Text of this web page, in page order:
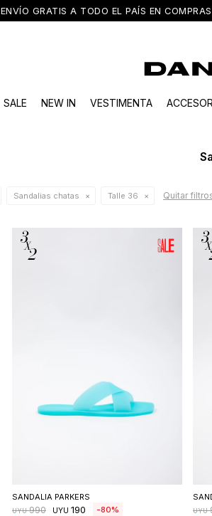
ENVÍO GRATIS A TODO EL PAÍS EN
SALE NEW IN VESTIMENTA
Sandalias chatas Talle 36 Quitar
SANDALIA PARKERS
UYU 990 UYU 190 80 UYU